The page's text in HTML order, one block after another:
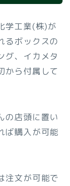
学工業(株)が
るボックスの
グ、イカメタ
から付属して
の店頭に置い
ば購入が可能
注文が可能で